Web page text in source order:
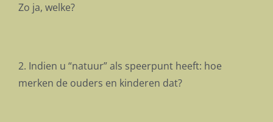
Zo ja, welke?
2. Indien u “natuur” als speerpunt heeft: hoe
merken de ouders en kinderen dat?